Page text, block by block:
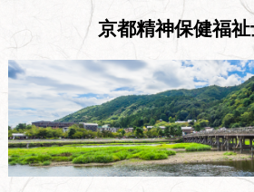
京都精神保健福